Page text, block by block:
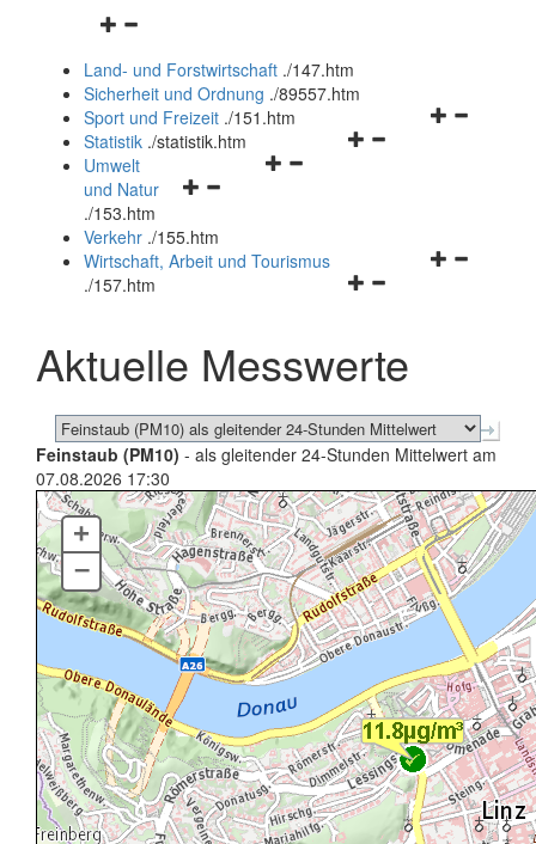
Navigationsmenü
und
schließen
Land- und Forstwirtschaft ./147.htm
Sicherheit und Ordnung ./89557.htm
Navigationsmenü
Sport und Freizeit ./151.htm
Navigationsmenü
Statistik ./statistik.htm
Navigationsmenü
und
schließen
Umwelt
und Natur
./153.htm
Verkehr ./155.htm
Navigationsmenü
schließen
Wirtschaft, Arbeit und Tourismus
./157.htm
Aktuelle Messwerte
Feinstaub (PM10) - als gleitender 24-Stunden Mittelwert am
07.08.2026 17:30
+
–